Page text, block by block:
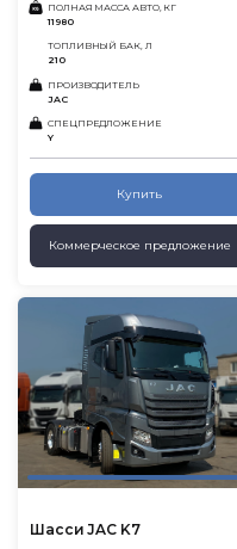
ПОЛНАЯ МАССА АВТО, КГ
11980
ТОПЛИВНЫЙ БАК, Л
210
ПРОИЗВОДИТЕЛЬ
JAC
СПЕЦПРЕДЛОЖЕНИЕ
Y
Купить
Коммерческое предложение
Шасси JAC K7